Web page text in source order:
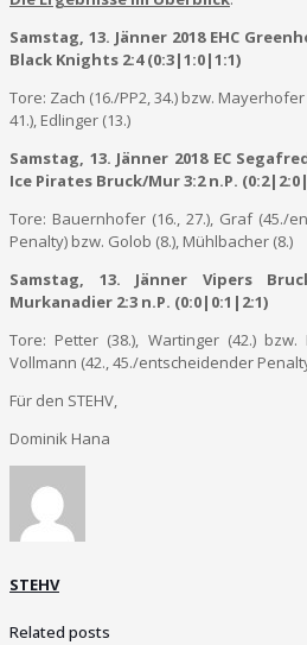
Samstag, 13. Jänner 2018 EHC
Black Knights 2:4 (0:3|1:0|1:1)
Tore: Zach (16./PP2, 34.) bzw. Mayerhofer
41.), Edlinger (13.)
Samstag, 13. Jänner 2018 EC
Ice Pirates Bruck/Mur 3:2 n.P.
Tore: Bauernhofer (16., 27.), Graf (45./
Penalty) bzw. Golob (8.), Mühlbacher (8.)
Samstag, 13. Jänner Vipers
Murkanadier 2:3 n.P. (0:0|0:1|2:1)
Tore: Petter (38.), Wartinger (42.) bzw.
Vollmann (42., 45./entscheidender
Für den STEHV,
Dominik Hana
STEHV
Related posts